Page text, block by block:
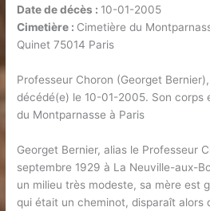
Date de décès : 10-01-2005
Cimetière : Cimetière du
Quinet 75014 Paris
Professeur Choron (Georget
décédé(e) le 10-01-2005. Son corps
du Montparnasse à Paris
Georget Bernier, alias le Professeur
septembre 1929 à La Neuville-aux-
un milieu très modeste, sa mère est
qui était un cheminot, disparaît alors